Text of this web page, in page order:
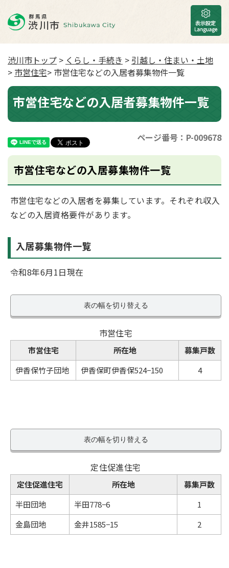
渋川市トップ > くらし・手続き > 引越し・住まい・土地
> 市営住宅> 市営住宅などの入居者募集物件一覧
市営住宅などの入居者募集物件一覧
ページ番号：P-009678
市営住宅などの入居募集物件一覧
市営住宅などの入居者を募集しています。それぞれ収入
などの入居資格要件があります。
入居募集物件一覧
令和8年6月1日現在
表の幅を切り替える
市営住宅
市営住宅 所在地
募集戸数
伊香保竹子団地
伊香保町伊香保524−150 4
表の幅を切り替える
定住促進住宅
定住促進住宅 所在地
募集戸数
半田団地
半田778−6
1
金島団地
金井1585−15 2